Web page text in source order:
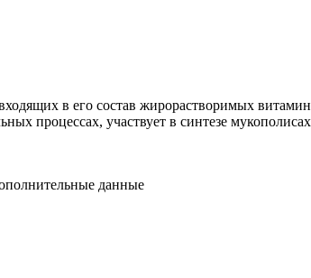
в его состав жирорастворимых
процессах, участвует в синтезе
данные